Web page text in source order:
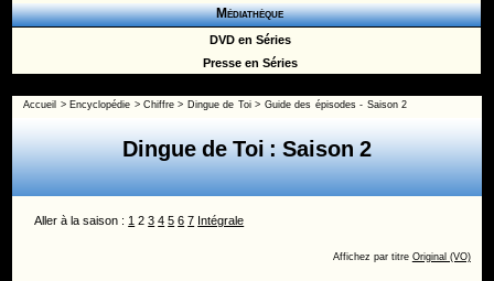
Médiathèque
DVD en Séries
Presse en Séries
Accueil > Encyclopédie >Chiffre > Dingue de Toi> Guide des épisodes - Saison 2
Dingue de Toi : Saison 2
Aller à la saison : 1 23 4 5 6 7 Intégrale
Affichez par titre Original (VO)